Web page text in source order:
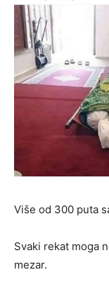
Više od 300 puta
Svaki rekat moga
mezar.